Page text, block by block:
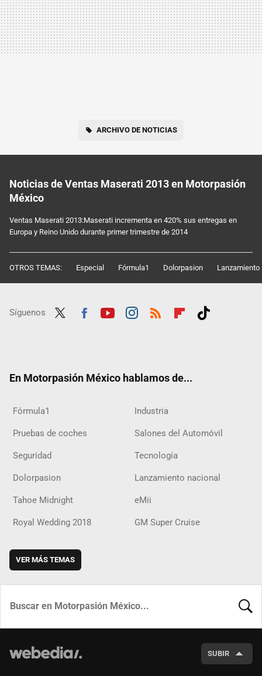
ARCHIVO DE NOTICIAS
Noticias de Ventas Maserati 2013 en Motorpasión
México
Ventas Maserati 2013:Maserati incrementa en 420% sus entregas en
Europa y Reino Unido durante primer trimestre de 2014
OTROS TEMAS: Especial Fórmula1 Dolorpasion Lanzamiento
Síguenos
En Motorpasión México hablamos de...
Fórmula1 Industria
Pruebas de coches Salones del Automóvil
Seguridad Tecnología
Dolorpasion Lanzamiento nacional
Tahoe Midnight eMii
Royal Wedding 2018 GM Super Cruise
VER MÁS TEMAS
SUBIR